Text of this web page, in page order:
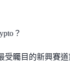
？
受矚目的新興賽